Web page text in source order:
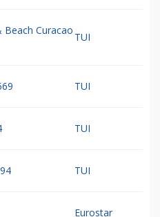
Beach Curacao
TUI
TUI
TUI
TUI
Eurostar